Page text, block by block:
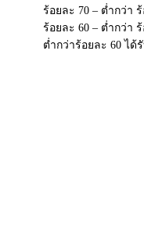
ร้อยละ 70 – ต่ำกว่า
ร้อยละ 60 – ต่ำกว่า
ต่ำกว่าร้อยละ 60 ได้